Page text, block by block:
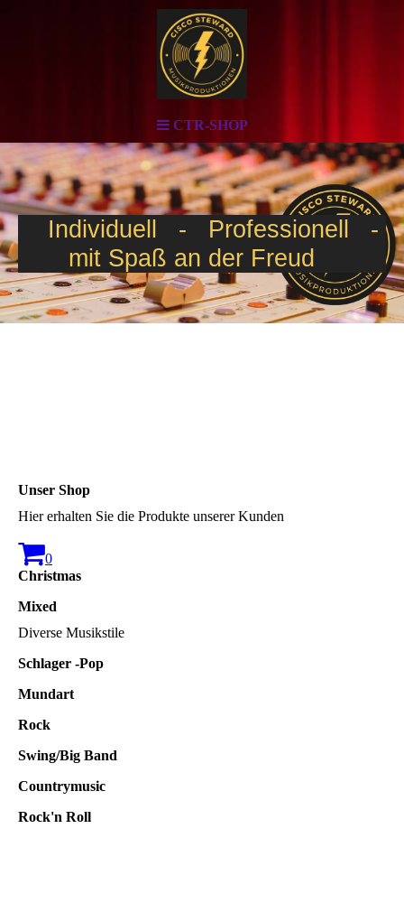
CTR-SHOP
Individuell - Professionell -
mit Spaß an der Freud
Unser Shop
Hier erhalten Sie die Produkte unserer Kunden
0
Christmas
Mixed
Diverse Musikstile
Schlager -Pop
Mundart
Rock
Swing/Big Band
Countrymusic
Rock'n Roll